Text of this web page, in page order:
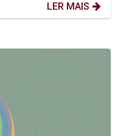
LER MAIS